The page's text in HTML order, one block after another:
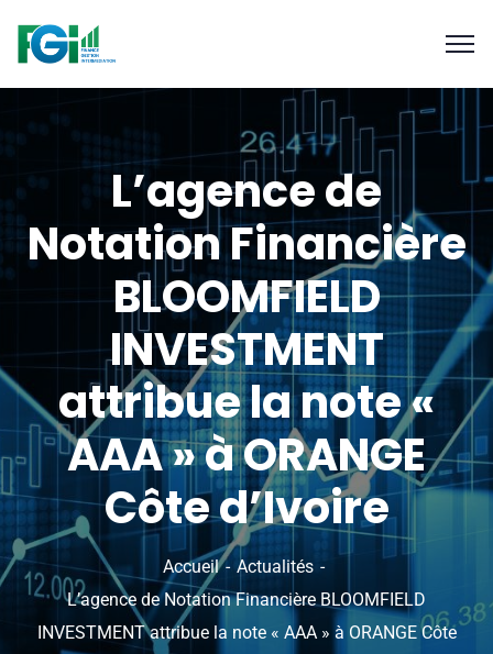
L’agence de
Notation Financière
BLOOMFIELD
INVESTMENT
attribue la note «
AAA » à ORANGE
Côte d’Ivoire
Accueil
Actualités
L’agence de Notation Financière BLOOMFIELD
INVESTMENT attribue la note « AAA » à ORANGE Côte